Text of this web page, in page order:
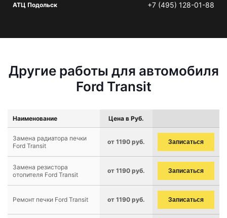
АТЦ Подольск +7 (495) 128-01-88
Другие работы для автомобиля
Ford Transit
Наименование Цена в Руб.
Замена радиатора печки
Ford Transit
от 1190 руб. Записаться
Замена резистора
отопителя Ford Transit
от 1190 руб. Записаться
Ремонт печки Ford Transit от 1190 руб. Записаться